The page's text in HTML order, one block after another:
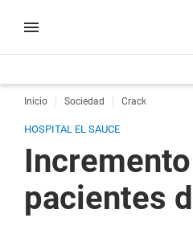
Inicio Sociedad Crack
HOSPITAL EL SAUCE
pacientes